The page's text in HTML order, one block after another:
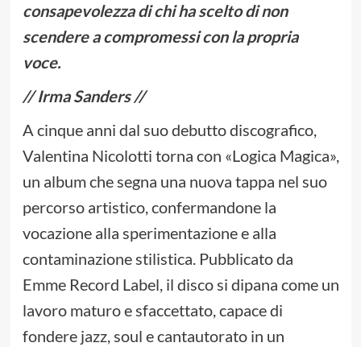
consapevolezza di chi ha scelto di non
scendere a compromessi con la propria
voce.
// Irma Sanders //
A cinque anni dal suo debutto discografico,
Valentina Nicolotti torna con «Logica Magica»,
un album che segna una nuova tappa nel suo
percorso artistico, confermandone la
vocazione alla sperimentazione e alla
contaminazione stilistica. Pubblicato da
Emme Record Label, il disco si dipana come un
lavoro maturo e sfaccettato, capace di
fondere jazz, soul e cantautorato in un